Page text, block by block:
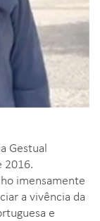
Gestual
2016.
imensamente
a vivência da
e